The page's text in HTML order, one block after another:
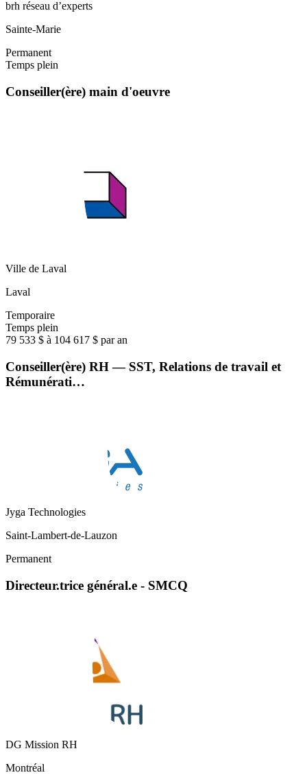
brh réseau d’experts
Sainte-Marie
Permanent
Temps plein
Conseiller(ère) main d'oeuvre
Ville de Laval
Laval
Temporaire
Temps plein
79 533 $ à 104 617 $ par an
Conseiller(ère) RH — SST, Relations de travail et
Rémunérati…
Jyga Technologies
Saint-Lambert-de-Lauzon
Permanent
Directeur.trice général.e - SMCQ
DG Mission RH
Montréal